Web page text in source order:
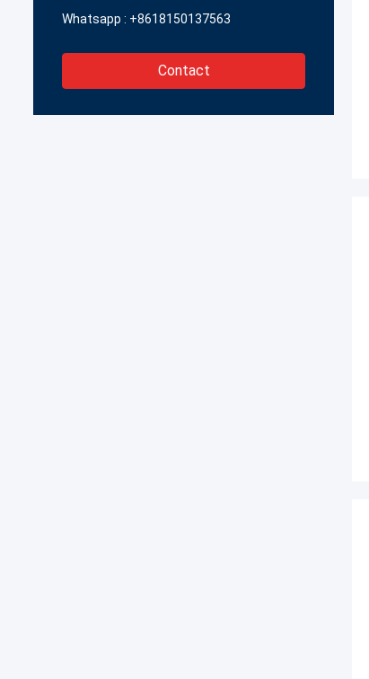
Whatsapp : +8618150137563
Contact